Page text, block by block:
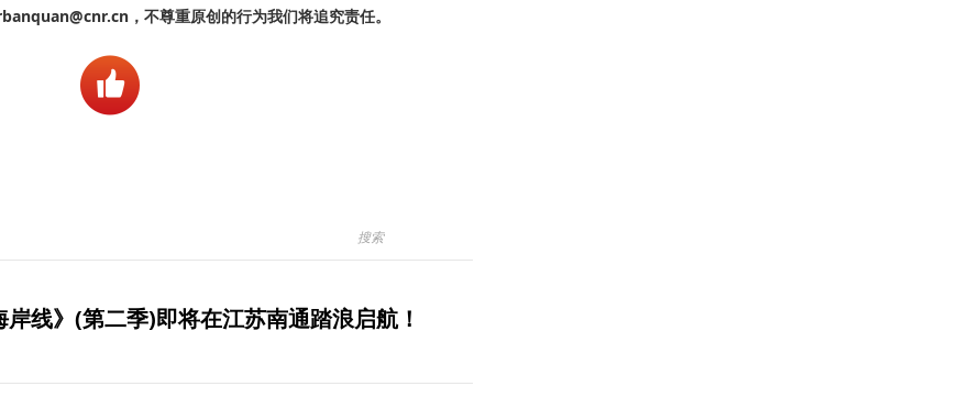
，不尊重原创的行为我们将追究责任。
线》(第二季)即将在江苏南通踏浪启航！